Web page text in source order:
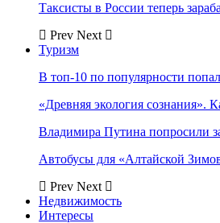
Таксисты в России теперь
Prev Next
Туризм
В топ-10 по популярности
«Древняя экология сознания».
Владимира Путина попросили
Автобусы для «Алтайской
Prev Next
Недвижимость
Интересы